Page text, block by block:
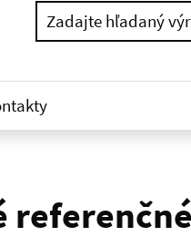
Zadajte hľadaný